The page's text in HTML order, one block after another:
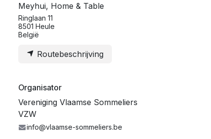
Meyhui, Home & Table
Ringlaan 11
8501 Heule
België
Routebeschrijving
Organisator
Vereniging Vlaamse Sommeliers
VZW
info@vlaamse-sommeliers.be